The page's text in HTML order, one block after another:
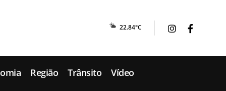
22.84°C
Região Trânsito
Vídeo